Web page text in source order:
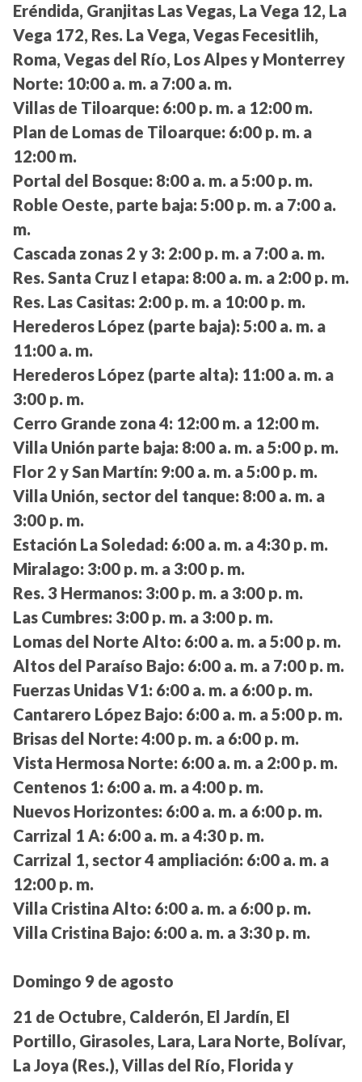
Eréndida, Granjitas Las Vegas, La Vega 12, La
Vega 172, Res. La Vega, Vegas Fecesitlih,
Roma, Vegas del Río, Los Alpes y Monterrey
Norte: 10:00 a. m. a 7:00 a. m.
Villas de Tiloarque: 6:00 p. m. a 12:00 m.
Plan de Lomas de Tiloarque: 6:00 p. m. a
12:00 m.
Portal del Bosque: 8:00 a. m. a 5:00 p. m.
Roble Oeste, parte baja: 5:00 p. m. a 7:00 a.
m.
Cascada zonas 2 y 3: 2:00 p. m. a 7:00 a. m.
Res. Santa Cruz I etapa: 8:00 a. m. a 2:00 p. m.
Res. Las Casitas: 2:00 p. m. a 10:00 p. m.
Herederos López (parte baja): 5:00 a. m. a
11:00 a. m.
Herederos López (parte alta): 11:00 a. m. a
3:00 p. m.
Cerro Grande zona 4: 12:00 m. a 12:00 m.
Villa Unión parte baja: 8:00 a. m. a 5:00 p. m.
Flor 2 y San Martín: 9:00 a. m. a 5:00 p. m.
Villa Unión, sector del tanque: 8:00 a. m. a
3:00 p. m.
Estación La Soledad: 6:00 a. m. a 4:30 p. m.
Miralago: 3:00 p. m. a 3:00 p. m.
Res. 3 Hermanos: 3:00 p. m. a 3:00 p. m.
Las Cumbres: 3:00 p. m. a 3:00 p. m.
Lomas del Norte Alto: 6:00 a. m. a 5:00 p. m.
Altos del Paraíso Bajo: 6:00 a. m. a 7:00 p. m.
Fuerzas Unidas V1: 6:00 a. m. a 6:00 p. m.
Cantarero López Bajo: 6:00 a. m. a 5:00 p. m.
Brisas del Norte: 4:00 p. m. a 6:00 p. m.
Vista Hermosa Norte: 6:00 a. m. a 2:00 p. m.
Centenos 1: 6:00 a. m. a 4:00 p. m.
Nuevos Horizontes: 6:00 a. m. a 6:00 p. m.
Carrizal 1 A: 6:00 a. m. a 4:30 p. m.
Carrizal 1, sector 4 ampliación: 6:00 a. m. a
12:00 p. m.
Villa Cristina Alto: 6:00 a. m. a 6:00 p. m.
Villa Cristina Bajo: 6:00 a. m. a 3:30 p. m.
Domingo 9 de agosto
21 de Octubre, Calderón, El Jardín, El
Portillo, Girasoles, Lara, Lara Norte, Bolívar,
La Joya (Res.), Villas del Río, Florida y